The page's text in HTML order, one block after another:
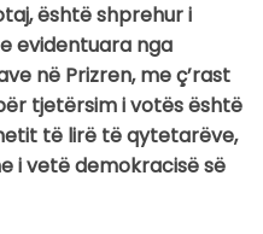
është shprehur i
evidentuara nga
në Prizren, me ç’rast
tjetërsim i votës është
të lirë të qytetarëve,
i vetë demokracisë së